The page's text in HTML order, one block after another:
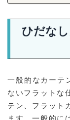
ひだな
一般的なカーテ
ないフラットな
テン、フラット
ます。一般的に